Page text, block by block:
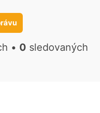
• 0 sledovaných